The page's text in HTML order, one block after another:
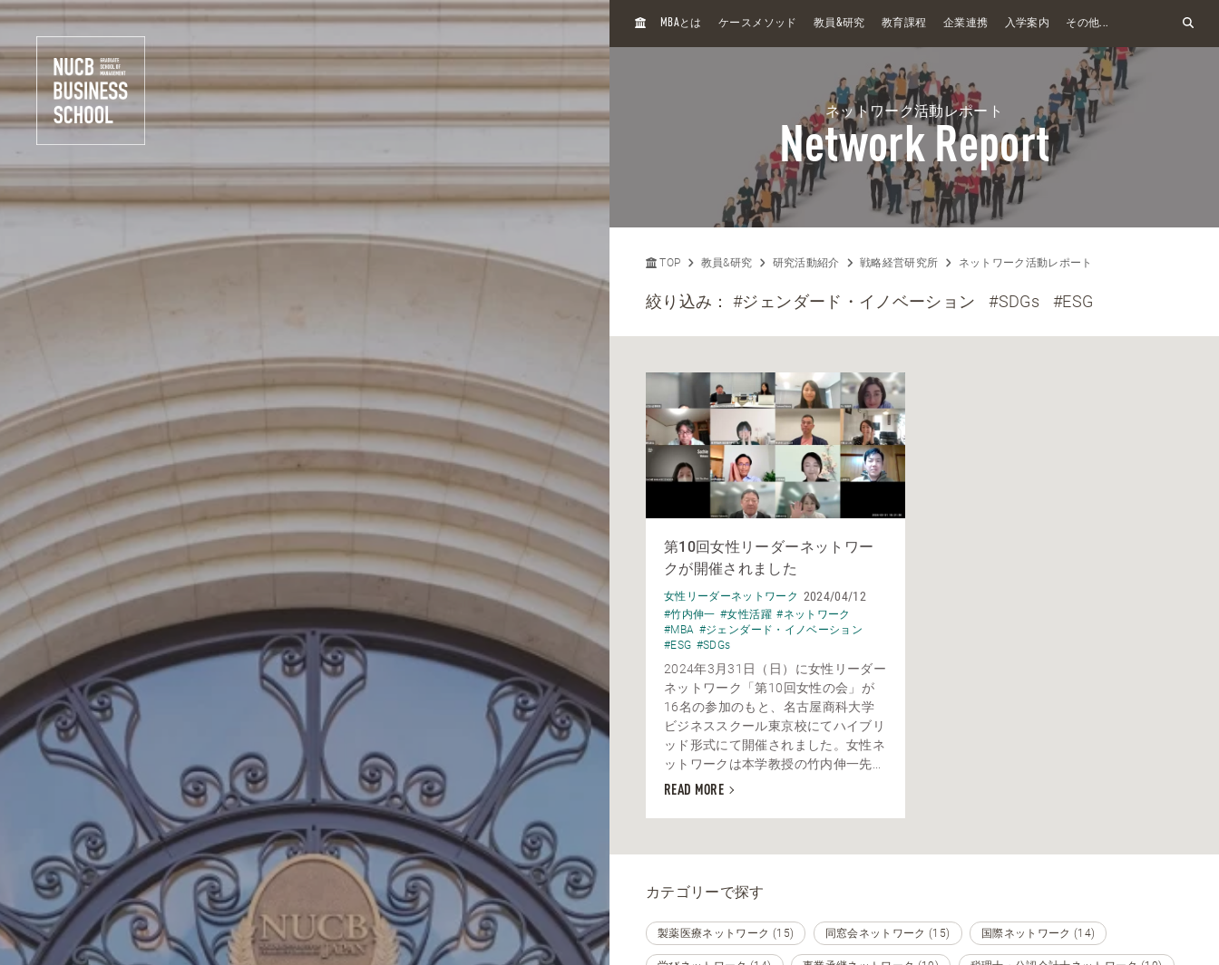
H
MBAとは ケースメソッド 教員&研究 教育課程 企業連携 入学案内 その他...
ネットワーク活動レポート
Network Report
TOP 教員&研究 研究活動紹介 戦略経営研究所 ネットワーク活動レポート
絞り込み：#ジェンダード・イノベーション #SDGs #ESG
第10回女性リーダーネットワー
クが開催されました
女性リーダーネットワーク 2024/04/12
#竹内伸一 #女性活躍 #ネットワーク
#MBA #ジェンダード・イノベーション
#ESG #SDGs
2024年3月31日（日）に女性リーダー
ネットワーク「第10回女性の会」が
16名の参加のもと、名古屋商科大学
ビジネススクール東京校にてハイブリ
ッド形式にて開催されました。女性ネ
ットワークは本学教授の竹内伸一先...
READ MORE
カテゴリーで探す
製薬医療ネットワーク (15) 同窓会ネットワーク (15) 国際ネットワーク (14)